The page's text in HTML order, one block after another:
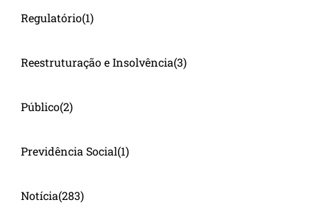
Regulatório(1)
Reestruturação e Insolvência(3)
Público(2)
Previdência Social(1)
Notícia(283)